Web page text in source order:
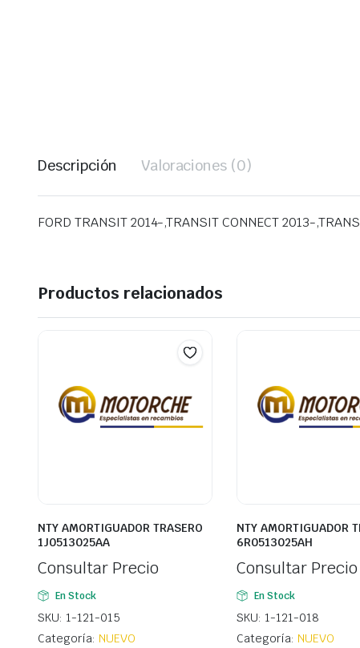
Descripción Valoraciones (0)
FORD TRANSIT 2014-,TRANSIT CONNECT 2013-
Productos relacionados
NTY AMORTIGUADOR TRASERO
1J0513025AA
Consultar Precio
En Stock
SKU: 1-121-015
Categoría: NUEVO
NTY AMORTIGUADOR
6R0513025AH
Consultar Precio
En Stock
SKU: 1-121-018
Categoría: NUEVO